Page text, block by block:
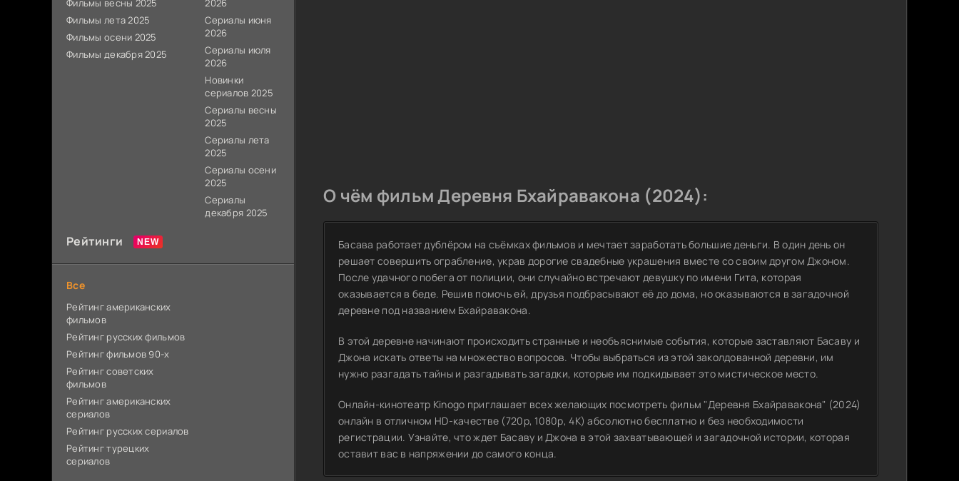
О чём фильм Деревня Бхайравакона (2024):
Басава работает дублёром на съёмках фильмов и мечтает заработать большие деньги. В один день он
решает совершить ограбление, украв дорогие свадебные украшения вместе со своим другом Джоном.
После удачного побега от полиции, они случайно встречают девушку по имени Гита, которая
оказывается в беде. Решив помочь ей, друзья подбрасывают её до дома, но оказываются в загадочной
деревне под названием Бхайравакона.
В этой деревне начинают происходить странные и необъяснимые события, которые заставляют Басаву и
Джона искать ответы на множество вопросов. Чтобы выбраться из этой заколдованной деревни, им
нужно разгадать тайны и разгадывать загадки, которые им подкидывает это мистическое место.
Онлайн-кинотеатр Kinogo приглашает всех желающих посмотреть фильм "Деревня Бхайравакона" (2024)
онлайн в отличном HD-качестве (720p, 1080p, 4K) абсолютно бесплатно и без необходимости
регистрации. Узнайте, что ждет Басаву и Джона в этой захватывающей и загадочной истории, которая
оставит вас в напряжении до самого конца.
Фильмы весны 2025
Фильмы лета 2025
Фильмы осени 2025
Фильмы декабря 2025
2026
Сериалы июня
2026
Сериалы июля
2026
Новинки
сериалов 2025
Сериалы весны
2025
Сериалы лета
2025
Сериалы осени
2025
Сериалы
декабря 2025
Рейтинги
Все
Рейтинг американских
фильмов
Рейтинг русских фильмов
Рейтинг фильмов 90-х
Рейтинг советских
фильмов
Рейтинг американских
сериалов
Рейтинг русских сериалов
Рейтинг турецких
сериалов